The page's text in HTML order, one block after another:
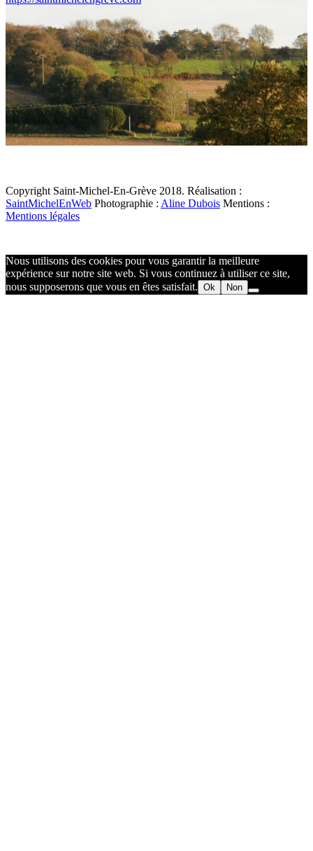
Copyright Saint-Michel-En-Grève 2018. Réalisation :
SaintMichelEnWeb Photographie : Aline Dubois Mentions :
Mentions légales
Nous utilisons des cookies pour vous garantir la meilleure
expérience sur notre site web. Si vous continuez à utiliser ce site,
nous supposerons que vous en êtes satisfait. Ok Non